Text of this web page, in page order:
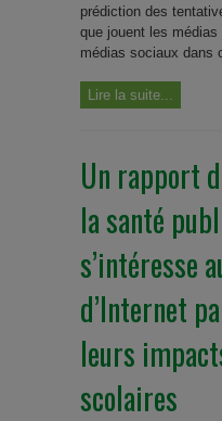
prédiction des
que jouent les
médias sociaux dans
Lire la suite...
Un rapport
la santé
s’intéresse
d’Internet
leurs
scolaires